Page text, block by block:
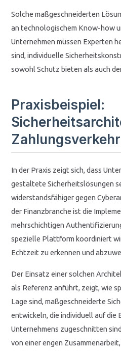
Solche maßgeschneiderten
an technologischem Know-how
Unternehmen müssen Experten
sind, individuelle
sowohl Schutz bieten als auch
Praxisbeispiel:
Zahlungsverkehr
In der Praxis zeigt sich, dass
gestaltete Sicherheitslösungen
widerstandsfähiger gegen
der Finanzbranche ist die
mehrschichtigen
spezielle Plattform koordiniert
Echtzeit zu erkennen und
Der Einsatz einer solchen
als Referenz anführt, zeigt, wie
Lage sind, maßgeschneiderte
entwickeln, die individuell auf die
Unternehmens zugeschnitten
von einer engen